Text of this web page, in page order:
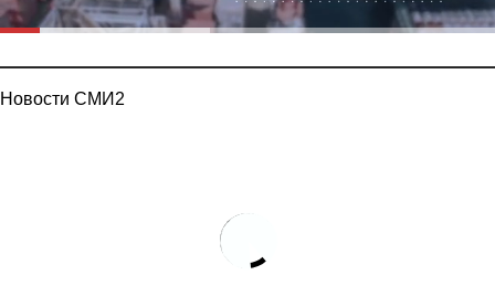
Новости СМИ2